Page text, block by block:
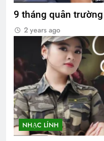
9 tháng quân trường
2 years ago
NHẠC LÍNH